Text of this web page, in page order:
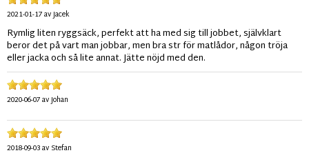
2021-01-17avJacek
Rymlig liten ryggsäck, perfekt att ha med sig till jobbet, självklart
beror det på vart man jobbar, men bra str för matlådor, någon tröja
eller jacka och så lite annat. Jätte nöjd med den.
2020-06-07avJohan
2018-09-03av Stefan